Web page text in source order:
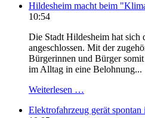
Hildesheim macht beim
10:54
Die Stadt Hildesheim hat
angeschlossen. Mit der
Bürgerinnen und Bürger
im Alltag in eine Belohnung...
Weiterlesen …
Elektrofahrzeug gerät spontan